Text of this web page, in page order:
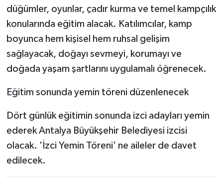
düğümler, oyunlar, çadır kurma ve temel kampçılık
konularında eğitim alacak. Katılımcılar, kamp
boyunca hem kişisel hem ruhsal gelişim
sağlayacak, doğayı sevmeyi, korumayı ve
doğada yaşam şartlarını uygulamalı öğrenecek.
Eğitim sonunda yemin töreni düzenlenecek
Dört günlük eğitimin sonunda izci adayları yemin
ederek Antalya Büyükşehir Belediyesi izcisi
olacak. 'İzci Yemin Töreni' ne aileler de davet
edilecek.